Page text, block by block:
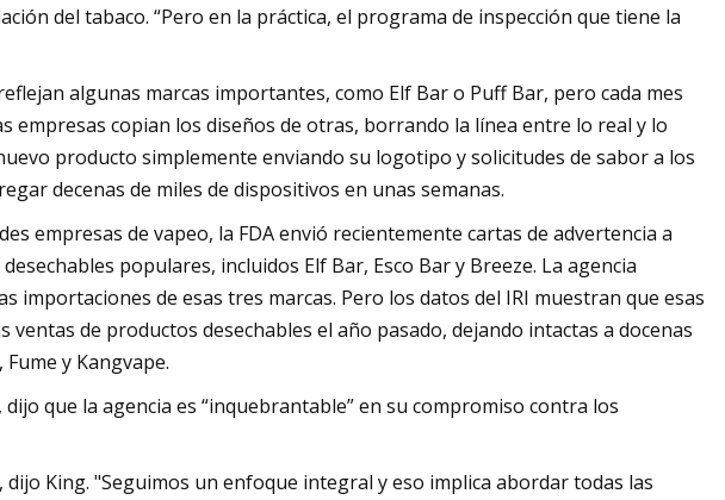
del tabaco. “Pero en la práctica, el programa de inspección que tiene la
algunas marcas importantes, como Elf Bar o Puff Bar, pero cada mes
empresas copian los diseños de otras, borrando la línea entre lo real y lo
producto simplemente enviando su logotipo y solicitudes de sabor a los
decenas de miles de dispositivos en unas semanas.
empresas de vapeo, la FDA envió recientemente cartas de advertencia a
populares, incluidos Elf Bar, Esco Bar y Breeze. La agencia
importaciones de esas tres marcas. Pero los datos del IRI muestran que esas
de productos desechables el año pasado, dejando intactas a docenas
y Kangvape.
que la agencia es “inquebrantable” en su compromiso contra los
King. "Seguimos un enfoque integral y eso implica abordar todas las